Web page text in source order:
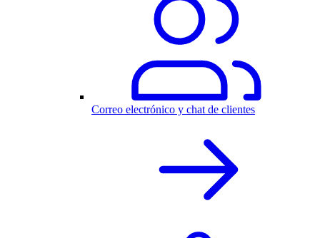
Correo electrónico y chat de clientes